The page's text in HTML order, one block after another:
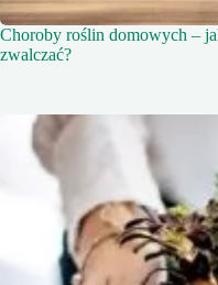
Choroby roślin domowych –
zwalczać?